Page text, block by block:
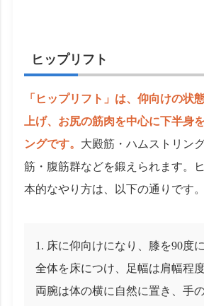
ヒップリフト
「ヒップリフト」は、仰向けの状
上げ、お尻の筋肉を中心に下半身
ングです。 大殿筋・ハムストリン
筋・腹筋群などを鍛えられます。
本的なやり方は、以下の通りです。
床に仰向けになり、膝を90度
全体を床につけ、足幅は肩幅程
両腕は体の横に自然に置き、手